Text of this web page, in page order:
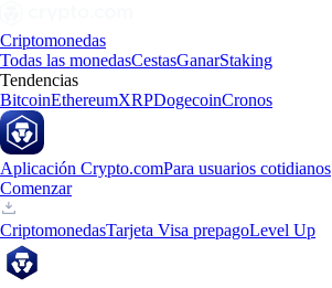
Criptomonedas
Todas las monedasCestasGanarStaking
Tendencias
BitcoinEthereumXRPDogecoinCronos
Aplicación Crypto.comPara usuarios cotidianos
Comenzar
CriptomonedasTarjeta Visa prepagoLevel Up